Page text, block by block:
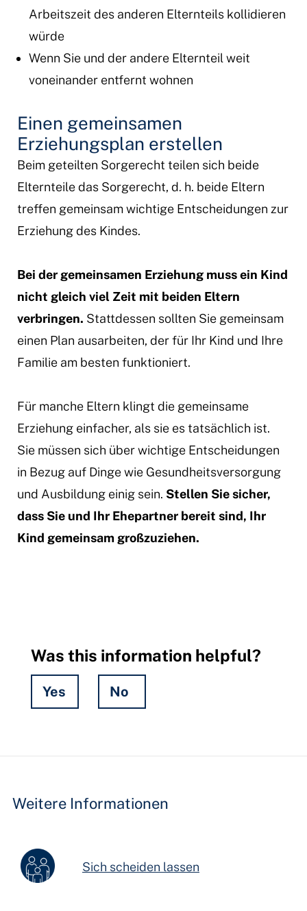
Arbeitszeit des anderen Elternteils kollidieren
würde
Wenn Sie und der andere Elternteil weit
voneinander entfernt wohnen
Einen gemeinsamen
Erziehungsplan erstellen
Beim geteilten Sorgerecht teilen sich beide
Elternteile das Sorgerecht, d. h. beide Eltern
treffen gemeinsam wichtige Entscheidungen zur
Erziehung des Kindes.
Bei der gemeinsamen Erziehung muss ein Kind
nicht gleich viel Zeit mit beiden Eltern
verbringen. Stattdessen sollten Sie gemeinsam
einen Plan ausarbeiten, der für Ihr Kind und Ihre
Familie am besten funktioniert.
Für manche Eltern klingt die gemeinsame
Erziehung einfacher, als sie es tatsächlich ist.
Sie müssen sich über wichtige Entscheidungen
in Bezug auf Dinge wie Gesundheitsversorgung
und Ausbildung einig sein. Stellen Sie sicher,
dass Sie und Ihr Ehepartner bereit sind, Ihr
Kind gemeinsam großzuziehen.
Was this information helpful?
Yes No
Weitere Informationen
Sich scheiden lassen